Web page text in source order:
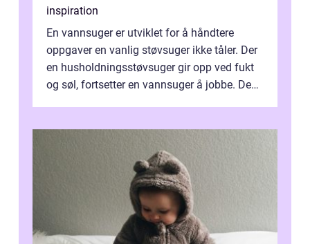
inspiration
En vannsuger er utviklet for å håndtere
oppgaver en vanlig støvsuger ikke tåler. Der
en husholdningsstøvsuger gir opp ved fukt
og søl, fortsetter en vannsuger å jobbe. Den